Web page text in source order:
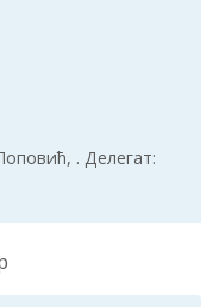
. Делегат: